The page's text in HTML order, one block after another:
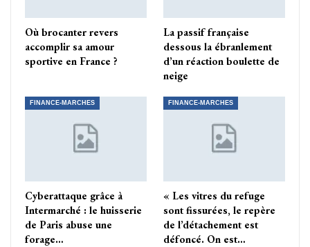
Où brocanter revers
accomplir sa amour
sportive en France ?
La passif française
dessous la ébranlement
d’un réaction boulette de
neige
FINANCE-MARCHES
Cyberattaque grâce à
Intermarché : le huisserie
de Paris abuse une
forage…
FINANCE-MARCHES
« Les vitres du refuge
sont fissurées, le repère
de l’détachement est
défoncé. On est…